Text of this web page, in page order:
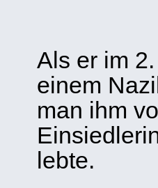
Als er im
einem
man ihm
lebte.